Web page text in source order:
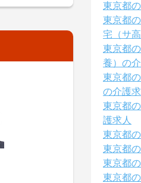
東京都
東京都
宅（サ
東京都
養）の
東京都
の介護求
東京都
護求人
東京都
東京都
東京都
東京都